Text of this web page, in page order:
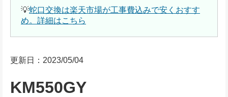
💡蛇口交換は楽天市場が工事費込みで安くおすす
め。詳細はこちら
更新日：2023/05/04
KM550GY